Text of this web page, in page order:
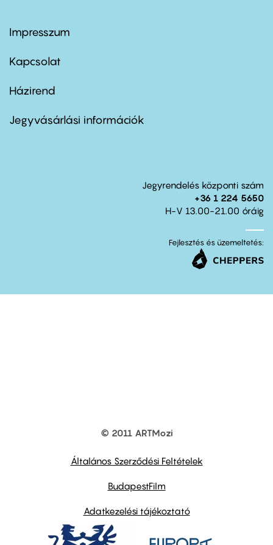
Footer
first
Impresszum
Kapcsolat
Footer
second
Házirend
Jegyvásárlási információk
Jegyrendelés központi szám
+36 1 224 5650
H-V 13.00-21.00 óráig
Fejlesztés és üzemeltetés:
© 2011 ARTMozi
Általános Szerződési Feltételek
BudapestFilm
Adatkezelési tájékoztató